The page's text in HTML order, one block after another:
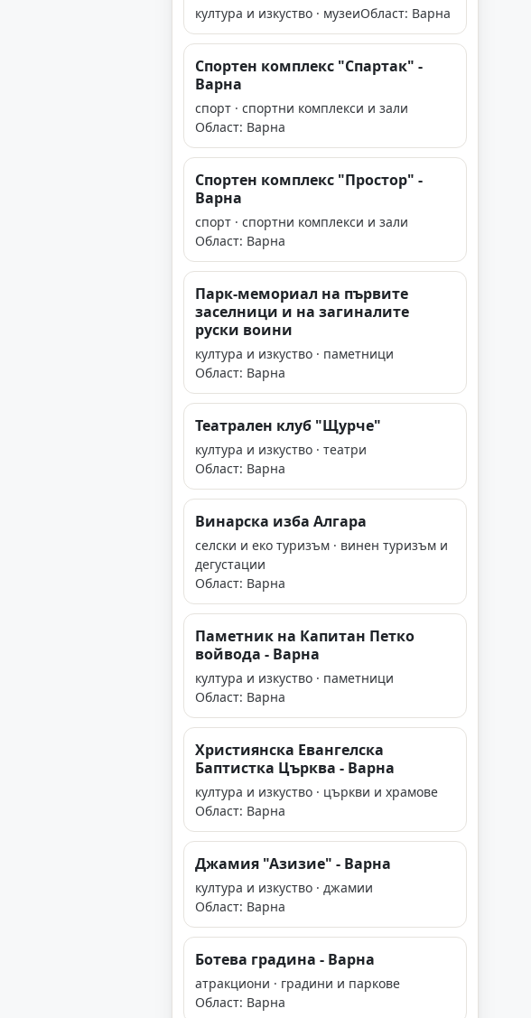
култура и изкуство · музеиОбласт: Варна
Спортен комплекс "Спартак" -
Варна
спорт · спортни комплекси и зали
Област: Варна
Спортен комплекс "Простор" -
Варна
спорт · спортни комплекси и зали
Област: Варна
Парк-мемориал на първите
заселници и на загиналите
руски воини
култура и изкуство · паметници
Област: Варна
Театрален клуб "Щурче"
култура и изкуство · театри
Област: Варна
Винарска изба Алгара
селски и еко туризъм · винен туризъм и
дегустации
Област: Варна
Паметник на Капитан Петко
войвода - Варна
култура и изкуство · паметници
Област: Варна
Християнска Евангелска
Баптистка Църква - Варна
култура и изкуство · църкви и храмове
Област: Варна
Джамия "Азизие" - Варна
култура и изкуство · джамии
Област: Варна
Ботева градина - Варна
атракциони · градини и паркове
Област: Варна